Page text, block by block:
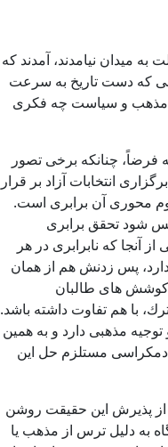
میدان نیامدند، آمدند كه
كه دست تاریخ به سرعت
مذهب و سیاست چه فكری
چنانكه برخی تصور
انتخابات آزاد بر قرار
محوری آن برابری است.
شود تحقق برابری
آنجا كه نابرابری در هر
پس زدنش هم از همان
كوشش های طالبان
با هم تفاوت داشته باشد.
مذهبی دارد و به همین
مستلزم حل این
پذیرش این حقیقت روشن
به دلیل ترس از مذهب یا